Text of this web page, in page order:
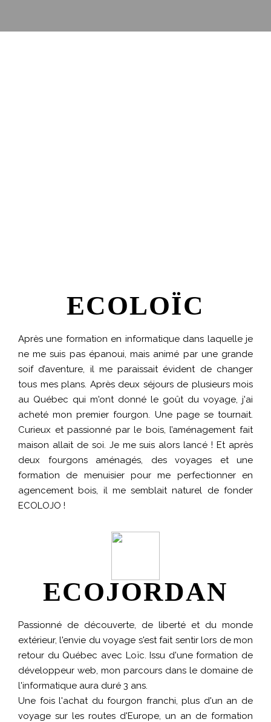
ECOLOÏC
Après une formation en informatique dans laquelle je
ne me suis pas épanoui, mais animé par une grande
soif d’aventure, il me paraissait évident de changer
tous mes plans. Après deux séjours de plusieurs mois
au Québec qui m'ont donné le goût du voyage, j'ai
acheté mon premier fourgon. Une page se tournait.
Curieux et passionné par le bois, l’aménagement fait
maison allait de soi. Je me suis alors lancé ! Et après
deux fourgons aménagés, des voyages et une
formation de menuisier pour me perfectionner en
agencement bois, il me semblait naturel de fonder
ECOLOJO !
ECOJORDAN
Passionné de découverte, de liberté et du monde
extérieur, l'envie du voyage s'est fait sentir lors de mon
retour du Québec avec Loïc. Issu d'une formation de
développeur web, mon parcours dans le domaine de
l'informatique aura duré 3 ans.
Une fois l'achat du fourgon franchi, plus d'un an de
voyage sur les routes d'Europe, un an de formation